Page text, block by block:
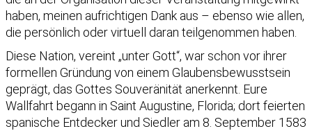
haben, meinen aufrichtigen Dank aus – ebenso wie allen,
die persönlich oder virtuell daran teilgenommen haben.
Diese Nation, vereint „unter Gott“, war schon vor ihrer
formellen Gründung von einem Glaubensbewusstsein
geprägt, das Gottes Souveränität anerkennt. Eure
Wallfahrt begann in Saint Augustine, Florida; dort feierten
spanische Entdecker und Siedler am 8. September 1583